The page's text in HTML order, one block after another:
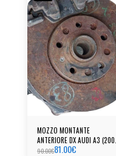
MOZZO MONTANTE
ANTERIORE DX AUDI A3 (2003-
2012)
90.00€81.00€